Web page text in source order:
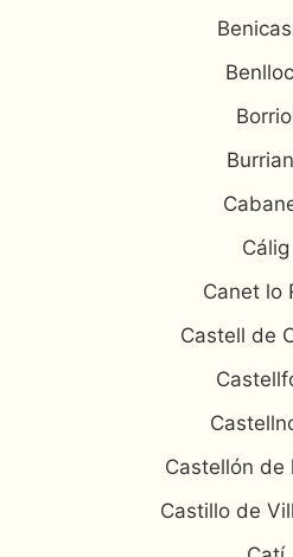
Cálig
Canet lo
Castell de
Castellón de
Castillo de